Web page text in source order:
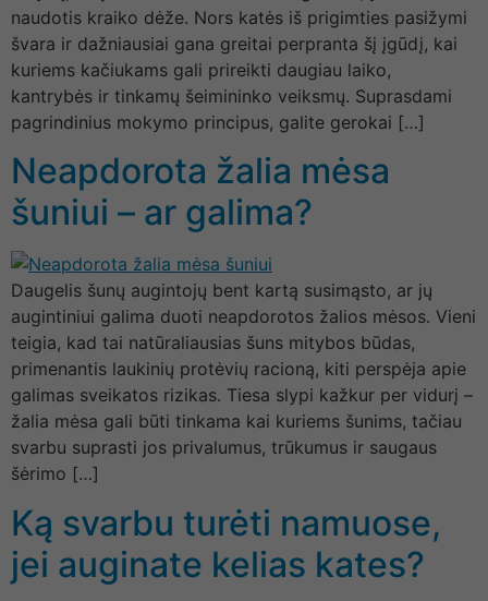
naudotis kraiko dėže. Nors katės iš prigimties pasižymi
švara ir dažniausiai gana greitai perpranta šį įgūdį, kai
kuriems kačiukams gali prireikti daugiau laiko,
kantrybės ir tinkamų šeimininko veiksmų. Suprasdami
pagrindinius mokymo principus, galite gerokai […]
Neapdorota žalia mėsa
šuniui – ar galima?
Daugelis šunų augintojų bent kartą susimąsto, ar jų
augintiniui galima duoti neapdorotos žalios mėsos. Vieni
teigia, kad tai natūraliausias šuns mitybos būdas,
primenantis laukinių protėvių racioną, kiti perspėja apie
galimas sveikatos rizikas. Tiesa slypi kažkur per vidurį –
žalia mėsa gali būti tinkama kai kuriems šunims, tačiau
svarbu suprasti jos privalumus, trūkumus ir saugaus
šėrimo […]
Ką svarbu turėti namuose,
jei auginate kelias kates?